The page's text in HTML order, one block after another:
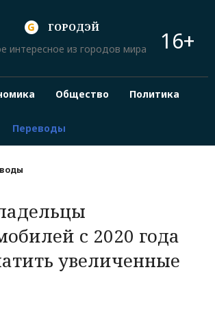
ГОРОДЭЙ
интересное из городов мира
16+
Общество Политика
Переводы
с 2020 года
увеличенные